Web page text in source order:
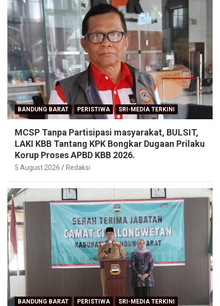
BANDUNG BARAT PERISTIWA SRI-MEDIA TERKINI
MCSP Tanpa Partisipasi masyarakat, BULSIT,
LAKI KBB Tantang KPK Bongkar Dugaan Prilaku
Korup Proses APBD KBB 2026.
5 August 2026 Redaksi
BANDUNG BARAT PERISTIWA SRI-MEDIA TERKINI